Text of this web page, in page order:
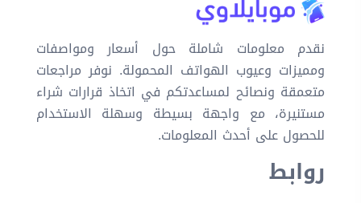
نقدم معلومات شاملة حول أسعار ومواصفات
ومميزات وعيوب الهواتف المحمولة. نوفر مراجعات
متعمقة ونصائح لمساعدتكم في اتخاذ قرارات شراء
مستنيرة، مع واجهة بسيطة وسهلة الاستخدام
للحصول على أحدث المعلومات.
روابط